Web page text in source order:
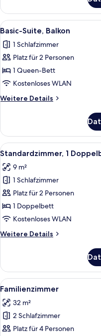
Zimmer,
Balkon
Alle
Fotos
für
Basic-
Suite,
Balkon
anzeigen
8
Basic-Suite, Balkon
1 Schlafzimmer
Platz für 2 Personen
1 Queen-Bett
Kostenloses WLAN
Weitere Details
Weitere
Suite,
Balkon
Alle
Fotos
für
Standardzimmer,
1
Doppelbett
anzeigen
4
Standardzimmer, 1
9 m²
1 Schlafzimmer
Platz für 2 Personen
1 Doppelbett
Kostenloses WLAN
Weitere Details
Weitere
1
Doppelbett
Alle
Fotos
für
Familienzimmer
anzeigen
4
Familienzimmer
32 m²
2 Schlafzimmer
Platz für 4 Personen